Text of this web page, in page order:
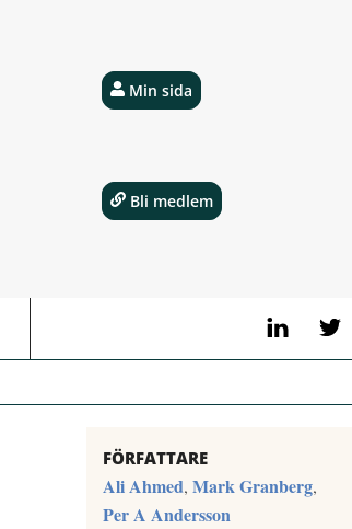
LinkedIn
Min sida
Bli medlem
FÖRFATTARE
Ali Ahmed, Mark Granberg,
Per A Andersson